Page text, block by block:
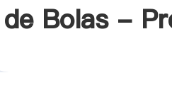
de Bolas -